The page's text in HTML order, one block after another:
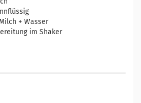
+ Wasser
im Shaker